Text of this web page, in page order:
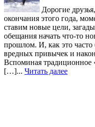
Дорогие
окончания этого года,
ставим новые цели,
обещания начать что-то
прошлом. И, как это часто
вредных привычек и
Вспоминая традиционное
[…]... Читать далее